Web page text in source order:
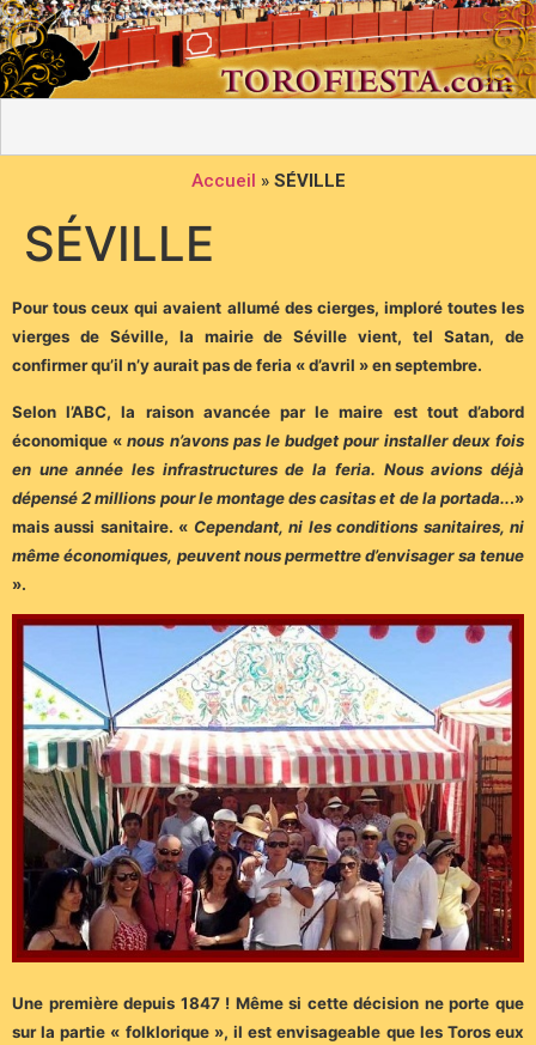
Accueil » SÉVILLE
SÉVILLE
Pour tous ceux qui avaient allumé des cierges, imploré toutes les
vierges de Séville, la mairie de Séville vient, tel Satan, de
confirmer qu’il n’y aurait pas de feria « d’avril » en septembre.
Selon l’ABC, la raison avancée par le maire est tout d’abord
économique «nous n’avons pas le budget pour installer deux fois
en une année les infrastructures de la feria. Nous avions déjà
dépensé 2 millions pour le montage des casitas et de la portada...»
mais aussi sanitaire. « Cependant, ni les conditions sanitaires, ni
même économiques, peuvent nous permettre d’envisager sa tenue
».
Une première depuis 1847 ! Même si cette décision ne porte que
sur la partie « folklorique », il est envisageable que les Toros eux